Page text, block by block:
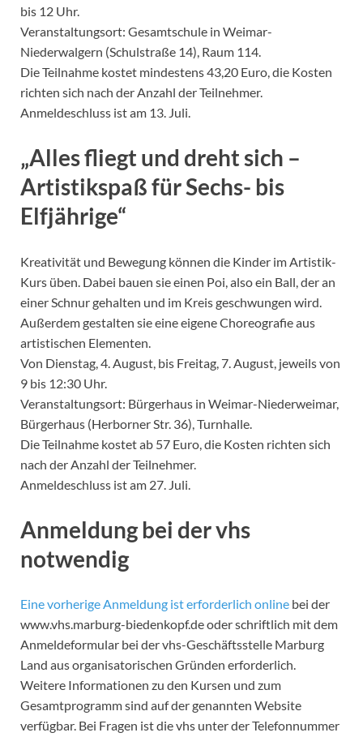
bis 12 Uhr.
Veranstaltungsort: Gesamtschule in Weimar-
Niederwalgern (Schulstraße 14), Raum 114.
Die Teilnahme kostet mindestens 43,20 Euro, die Kosten
richten sich nach der Anzahl der Teilnehmer.
Anmeldeschluss ist am 13. Juli.
„Alles fliegt und dreht sich –
Artistikspaß für Sechs- bis
Elfjährige“
Kreativität und Bewegung können die Kinder im Artistik-
Kurs üben. Dabei bauen sie einen Poi, also ein Ball, der an
einer Schnur gehalten und im Kreis geschwungen wird.
Außerdem gestalten sie eine eigene Choreografie aus
artistischen Elementen.
Von Dienstag, 4. August, bis Freitag, 7. August, jeweils von
9 bis 12:30 Uhr.
Veranstaltungsort: Bürgerhaus in Weimar-Niederweimar,
Bürgerhaus (Herborner Str. 36), Turnhalle.
Die Teilnahme kostet ab 57 Euro, die Kosten richten sich
nach der Anzahl der Teilnehmer.
Anmeldeschluss ist am 27. Juli.
Anmeldung bei der vhs
notwendig
Eine vorherige Anmeldung ist erforderlich online bei der
www.vhs.marburg-biedenkopf.de oder schriftlich mit dem
Anmeldeformular bei der vhs-Geschäftsstelle Marburg
Land aus organisatorischen Gründen erforderlich.
Weitere Informationen zu den Kursen und zum
Gesamtprogramm sind auf der genannten Website
verfügbar. Bei Fragen ist die vhs unter der Telefonnummer